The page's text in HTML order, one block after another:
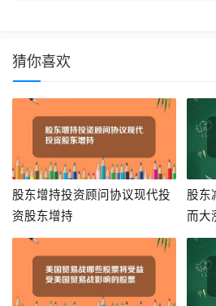
猜你喜欢
股东增持投资顾问协议现代投
资股东增持
股东
而大